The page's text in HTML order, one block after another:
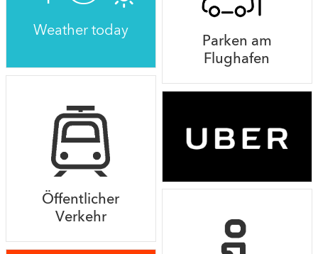
Weather today
Parken am
Flughafen
Öffentlicher
Verkehr